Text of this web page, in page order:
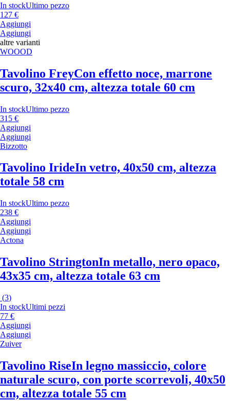
In stockUltimo pezzo
127 €
Aggiungi
Aggiungi
altre varianti
WOOOD
Tavolino FreyCon effetto noce, marrone
scuro, 32x40 cm, altezza totale 60 cm
In stockUltimo pezzo
315 €
Aggiungi
Aggiungi
Bizzotto
Tavolino IrideIn vetro, 40x50 cm, altezza
totale 58 cm
In stockUltimo pezzo
238 €
Aggiungi
Aggiungi
Actona
Tavolino StringtonIn metallo, nero opaco,
43x35 cm, altezza totale 63 cm
(3)
In stockUltimi pezzi
77 €
Aggiungi
Aggiungi
Zuiver
Tavolino RiseIn legno massiccio, colore
naturale scuro, con porte scorrevoli, 40x50
cm, altezza totale 55 cm